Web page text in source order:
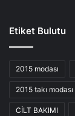
Etiket Bulutu
2015 modası
2015 takı modası
CİLT BAKIMI